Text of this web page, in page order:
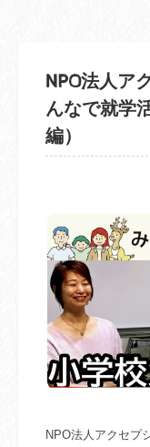
NPO法人ア
んなで就学
編）
NPO法人アクセプ